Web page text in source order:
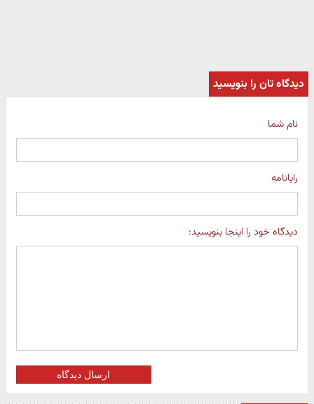
دیدگاه تان را بنویسید
نام شما
رایانامه
دیدگاه خود را اینجا بنویسید:
ارسال دیدگاه